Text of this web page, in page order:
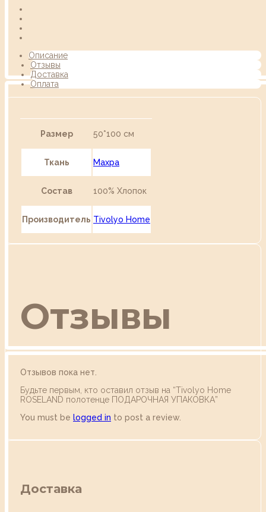
Описание
Отзывы
Доставка
Оплата
Размер 50*100 см
Ткань Махра
Состав 100% Хлопок
Производитель Tivolyo Home
Отзывы
Отзывов пока нет.
Будьте первым, кто оставил отзыв на “Tivolyo Home
ROSELAND полотенце ПОДАРОЧНАЯ УПАКОВКА”
You must be logged in to post a review.
Доставка